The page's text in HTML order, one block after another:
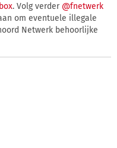
. Volg verder @fnetwerk
om eventuele illegale
Netwerk behoorlijke